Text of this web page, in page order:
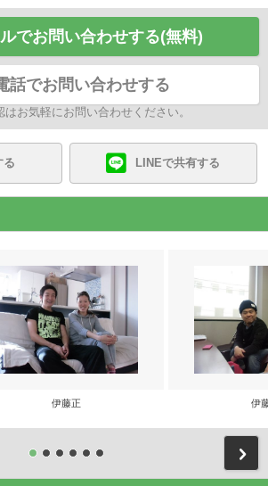
でお問い合わせする(無料)
話でお問い合わせする
はお気軽にお問い合わせください。
る LINEで共有する
伊藤正 伊